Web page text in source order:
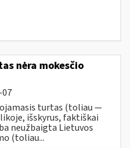
nėra mokesčio
turtas (toliau ―
išskyrus, faktiškai
neužbaigta Lietuvos
(toliau...